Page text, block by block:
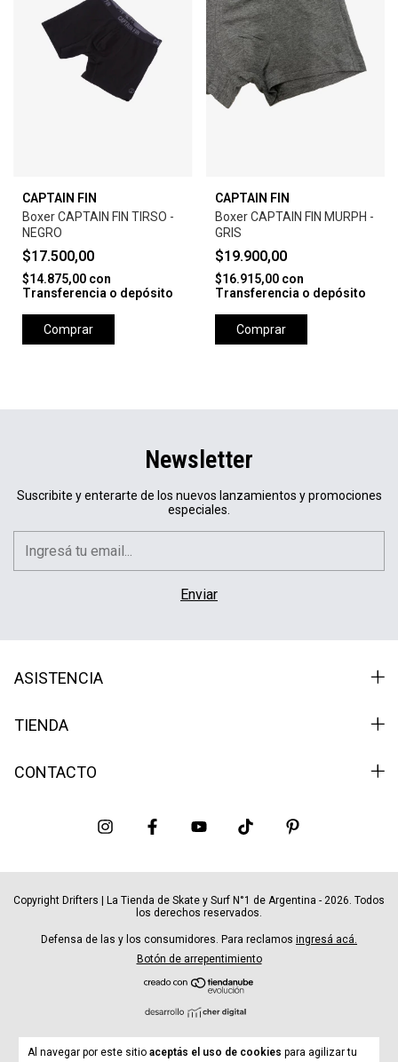
Al navegar por este sitio aceptás el uso de cookies para agilizar tu
CAPTAIN FIN
Boxer CAPTAIN FIN TIRSO -
NEGRO
$17.500,00
$14.875,00 con
Transferencia o depósito
Comprar
CAPTAIN FIN
Boxer CAPTAIN FIN MURPH -
GRIS
$19.900,00
$16.915,00 con
Transferencia o depósito
Comprar
Newsletter
Suscribite y enterarte de los nuevos lanzamientos y promociones
especiales.
ASISTENCIA
TIENDA
CONTACTO
Copyright Drifters | La Tienda de Skate y Surf N°1 de Argentina - 2026. Todos
los derechos reservados.
Defensa de las y los consumidores. Para reclamos ingresá acá.
Botón de arrepentimiento